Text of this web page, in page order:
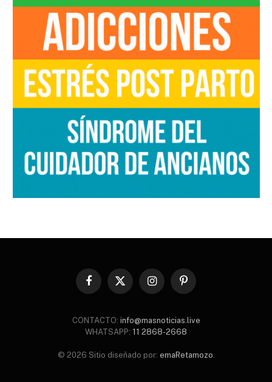
Facebook
X
InstagramPinterest
CONTACTO: info@masnoticias.live
WHATSAPP: 11 2868-2668
© 2026 Sitio diseñado por: emaRetamozo